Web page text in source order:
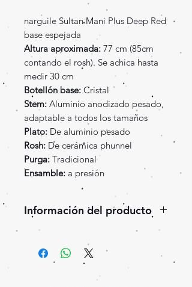
narguile Sultan Mani Plus Deep Red
base espejada
Altura aproximada: 77 cm (85cm
contando el rosh). Se achica hasta
medir 30 cm
Botellón base: Cristal
Stem: Aluminio anodizado pesado,
adaptable a todos los tamaños
Plato: De aluminio pesado
Rosh: De cerámica phunnel
Purga: Tradicional
Ensamble: a presión
Información del producto
Hermoso narguile de la marca
Sultan, modelo Mani, línea
Plus. La línea Plus tiene un
elegante acabado de pintura tipo